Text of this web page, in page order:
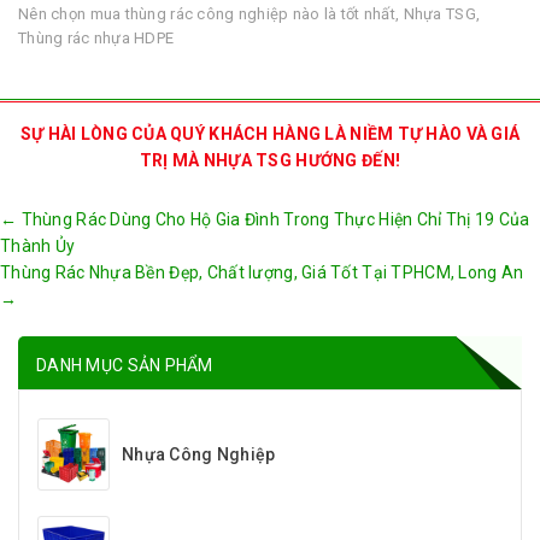
Nên chọn mua thùng rác công nghiệp nào là tốt nhất Nhựa TSG
Thùng rác nhựa HDPE
SỰ HÀI LÒNG CỦA QUÝ KHÁCH HÀNG LÀ NIỀM TỰ HÀO VÀ GIÁ
TRỊ MÀ NHỰA TSG HƯỚNG ĐẾN!
Post
navigation
← Thùng Rác Dùng Cho Hộ Gia Đình Trong Thực Hiện Chỉ Thị 19 Của
Thành Ủy
Thùng Rác Nhựa Bền Đẹp, Chất lượng, Giá Tốt Tại TPHCM, Long An
→
DANH MỤC SẢN PHẨM
Nhựa Công Nghiệp